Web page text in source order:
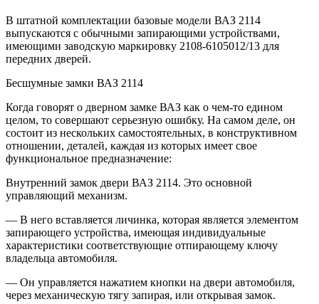
В штатной комплектации базовые модели ВАЗ 2114
выпускаются с обычными запирающими устройствами,
имеющими заводскую маркировку 2108-6105012/13 для
передних дверей.
Бесшумные замки ВАЗ 2114
Когда говорят о дверном замке ВАЗ как о чем-то едином
целом, то совершают серьезную ошибку. На самом деле, он
состоит из нескольких самостоятельных, в конструктивном
отношении, деталей, каждая из которых имеет свое
функциональное предназначение:
Внутренний замок двери ВАЗ 2114. Это основной
управляющий механизм.
— В него вставляется личинка, которая является элементом
запирающего устройства, имеющая индивидуальные
характеристики соответствующие отпирающему ключу
владельца автомобиля.
— Он управляется нажатием кнопки на двери автомобиля,
через механическую тягу запирая, или открывая замок.